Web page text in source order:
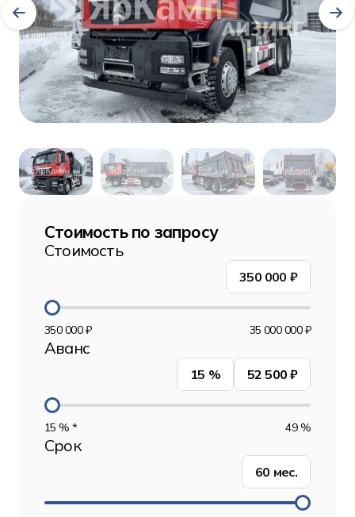
Стоимость по запросу
Стоимость
350 000 ₽
350 000 ₽ 35 000 000 ₽
Аванс
15 % 52 500 ₽
15 % * 49 %
Срок
60 мес.